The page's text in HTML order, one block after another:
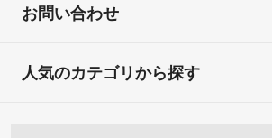
お問い合わせ
人気のカテゴリから探す